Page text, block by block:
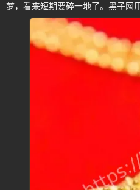
梦，看来短期要碎一地了。黑子网